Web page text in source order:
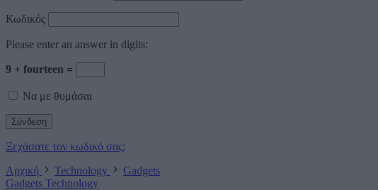
Κωδικός
Please enter an answer in digits:
9 + fourteen =
Να με θυμάσαι
Ξεχάσατε τον κωδικό σας;
Αρχική
Technology
Gadgets
Gadgets Technology